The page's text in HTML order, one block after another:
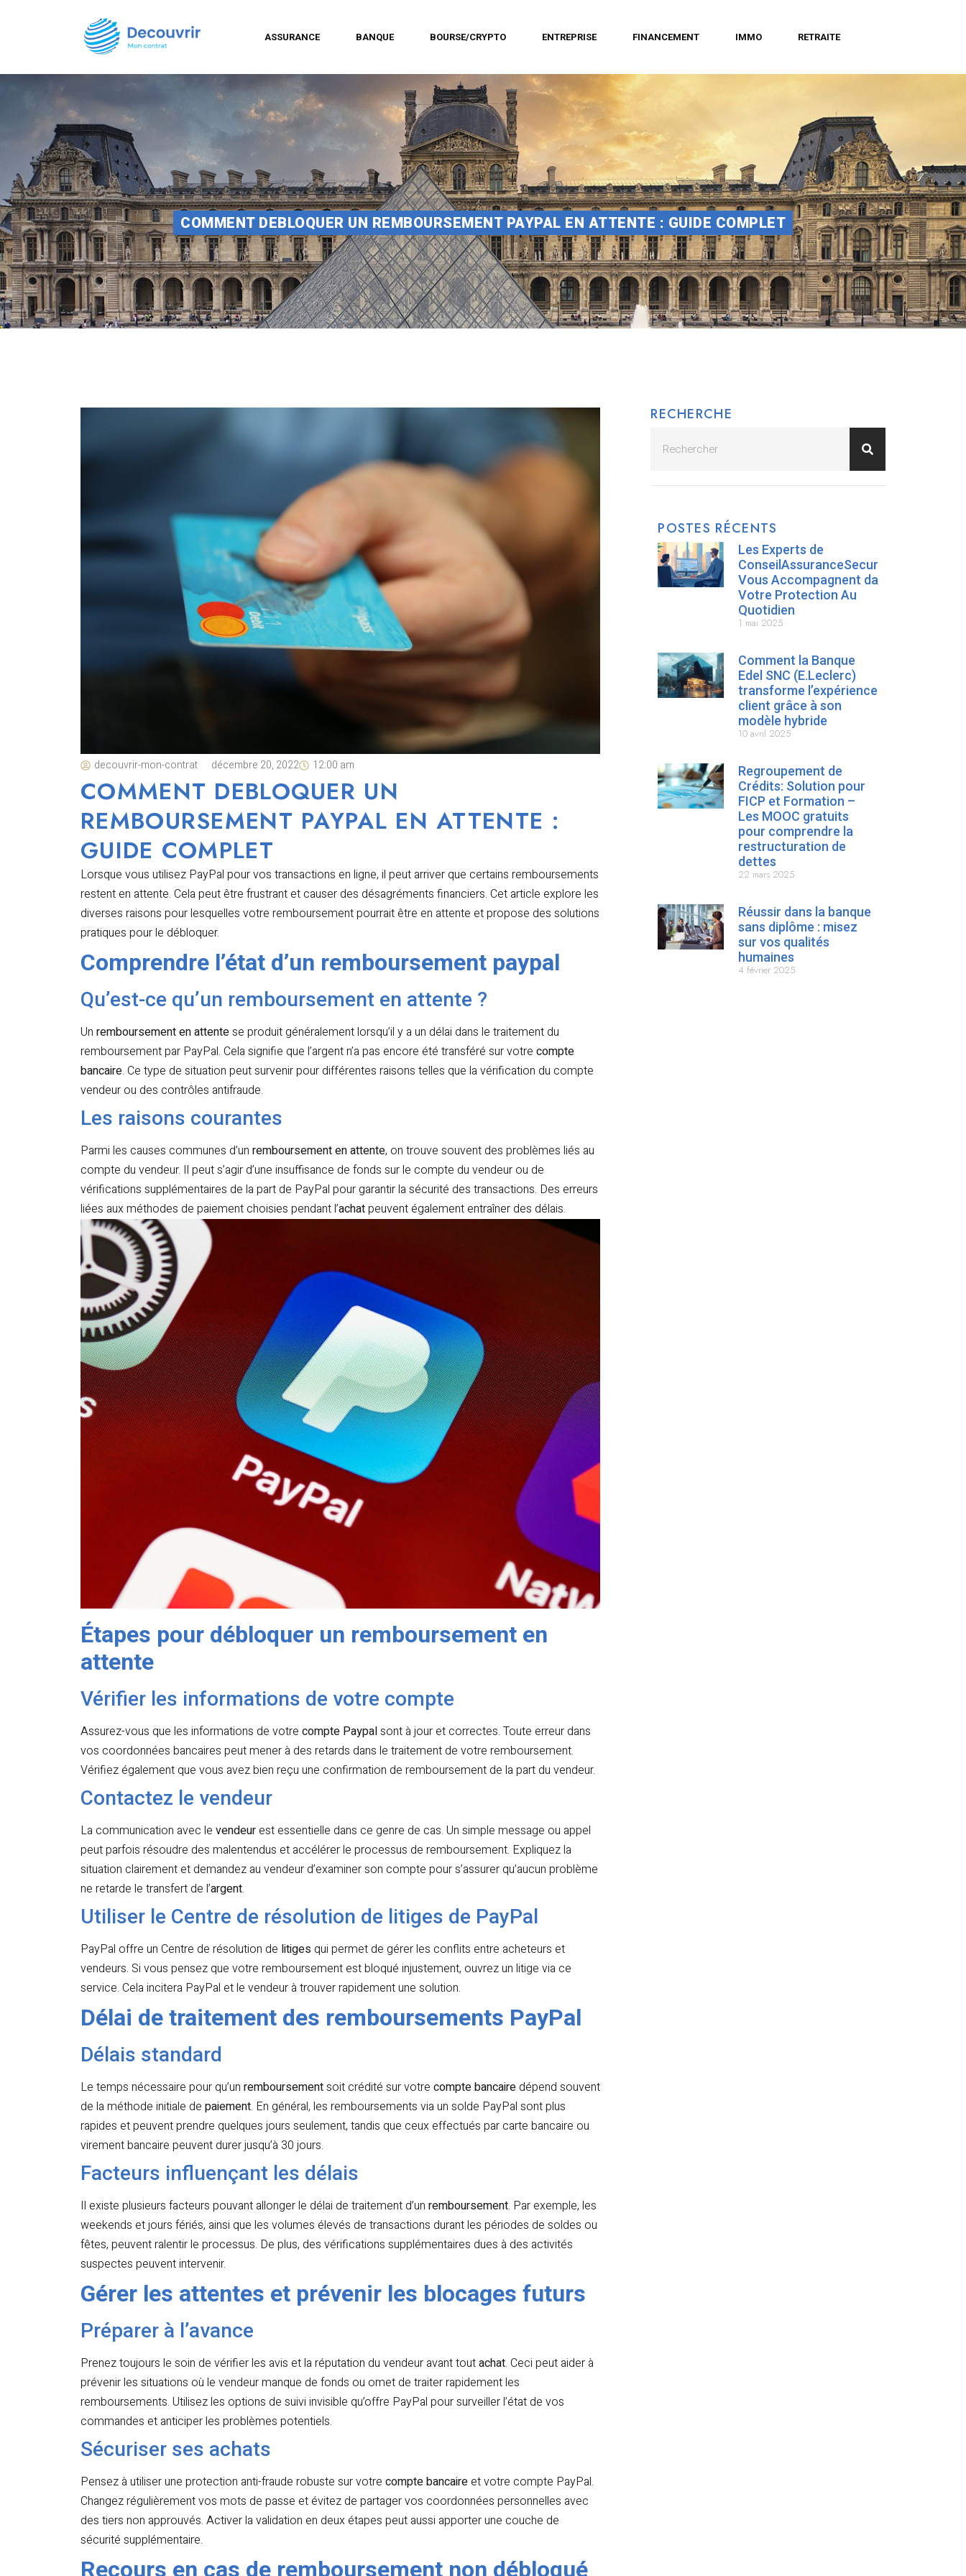
ASSURANCE BANQUE BOURSE/CRYPTO ENTREPRISE FINANCEMENT IMMO RETRAITE
COMMENT DEBLOQUER UN REMBOURSEMENT PAYPAL EN ATTENTE : GUIDE COMPLET
decouvrir-mon-contrat décembre 20, 2022 12:00 am
COMMENT DEBLOQUER UN
REMBOURSEMENT PAYPAL EN ATTENTE :
GUIDE COMPLET
Lorsque vous utilisez PayPal pour vos transactions en ligne, il peut arriver que certains remboursements
restent en attente. Cela peut être frustrant et causer des désagréments financiers. Cet article explore les
diverses raisons pour lesquelles votre remboursement pourrait être en attente et propose des solutions
pratiques pour le débloquer.
Comprendre l’état d’un remboursement paypal
Qu’est-ce qu’un remboursement en attente ?
Un remboursement en attentese produit généralement lorsqu’il y a un délai dans le traitement du
remboursement par PayPal. Cela signifie que l’argent n’a pas encore été transféré sur votre compte
bancaire. Ce type de situation peut survenir pour différentes raisons telles que la vérification du compte
vendeur ou des contrôles antifraude.
Les raisons courantes
Parmi les causes communes d’un remboursement en attente, on trouve souvent des problèmes liés au
compte du vendeur. Il peut s’agir d’une insuffisance de fonds sur le compte du vendeur ou de
vérifications supplémentaires de la part de PayPal pour garantir la sécurité des transactions. Des erreurs
liées aux méthodes de paiement choisies pendant l’achatpeuvent également entraîner des délais.
Étapes pour débloquer un remboursement en
attente
Vérifier les informations de votre compte
Assurez-vous que les informations de votre compte Paypalsont à jour et correctes. Toute erreur dans
vos coordonnées bancaires peut mener à des retards dans le traitement de votre remboursement.
Vérifiez également que vous avez bien reçu une confirmation de remboursement de la part du vendeur.
Contactez le vendeur
La communication avec le vendeurest essentielle dans ce genre de cas. Un simple message ou appel
peut parfois résoudre des malentendus et accélérer le processus de remboursement. Expliquez la
situation clairement et demandez au vendeur d’examiner son compte pour s’assurer qu’aucun problème
ne retarde le transfert de l’argent.
Utiliser le Centre de résolution de litiges de PayPal
PayPal offre un Centre de résolution de litigesqui permet de gérer les conflits entre acheteurs et
vendeurs. Si vous pensez que votre remboursement est bloqué injustement, ouvrez un litige via ce
service. Cela incitera PayPal et le vendeur à trouver rapidement une solution.
Délai de traitement des remboursements PayPal
Délais standard
Le temps nécessaire pour qu’un remboursementsoit crédité sur votre compte bancairedépend souvent
de la méthode initiale de paiement. En général, les remboursements via un solde PayPal sont plus
rapides et peuvent prendre quelques jours seulement, tandis que ceux effectués par carte bancaire ou
virement bancaire peuvent durer jusqu’à 30 jours.
Facteurs influençant les délais
Il existe plusieurs facteurs pouvant allonger le délai de traitement d’un remboursement. Par exemple, les
weekends et jours fériés, ainsi que les volumes élevés de transactions durant les périodes de soldes ou
fêtes, peuvent ralentir le processus. De plus, des vérifications supplémentaires dues à des activités
suspectes peuvent intervenir.
Gérer les attentes et prévenir les blocages futurs
Préparer à l’avance
Prenez toujours le soin de vérifier les avis et la réputation du vendeur avant toutachat. Ceci peut aider à
prévenir les situations où le vendeur manque de fonds ou omet de traiter rapidement les
remboursements. Utilisez les options de suivi invisible qu’offre PayPal pour surveiller l’état de vos
commandes et anticiper les problèmes potentiels.
Sécuriser ses achats
Pensez à utiliser une protection anti-fraude robuste sur votre compte bancaireet votre compte PayPal.
Changez régulièrement vos mots de passe et évitez de partager vos coordonnées personnelles avec
des tiers non approuvés. Activer la validation en deux étapes peut aussi apporter une couche de
sécurité supplémentaire.
Recours en cas de remboursement non débloqué
RECHERCHE
POSTES RÉCENTS
Les Experts de
ConseilAssuranceSecurite.fr
Vous Accompagnent dans
Votre Protection Au
Quotidien
1 mai 2025
Comment la Banque
Edel SNC (E.Leclerc)
transforme l’expérience
client grâce à son
modèle hybride
10 avril 2025
Regroupement de
Crédits: Solution pour
FICP et Formation –
Les MOOC gratuits
pour comprendre la
restructuration de
dettes
22 mars 2025
Réussir dans la banque
sans diplôme : misez
sur vos qualités
humaines
4 février 2025